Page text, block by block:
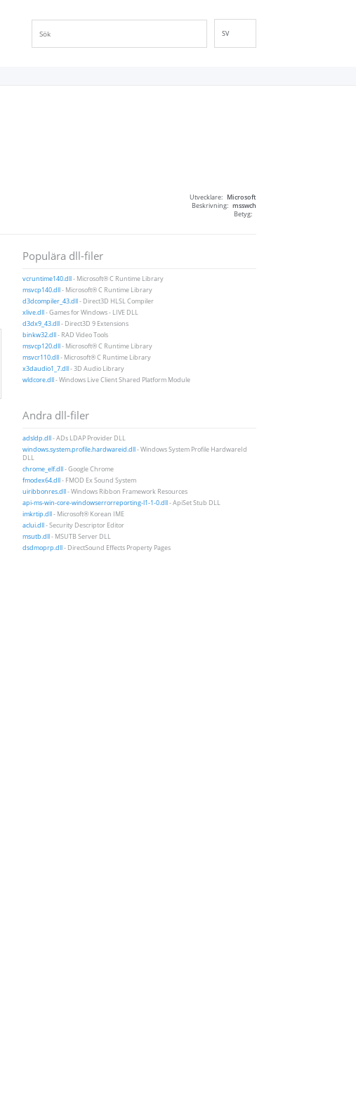
NL
SV
Utvecklare: Microsoft
Beskrivning: msswch
Betyg:
Populära dll-filer
vcruntime140.dll- Microsoft® C Runtime Library
msvcp140.dll- Microsoft® C Runtime Library
d3dcompiler_43.dll- Direct3D HLSL Compiler
xlive.dll- Games for Windows - LIVE DLL
d3dx9_43.dll- Direct3D 9 Extensions
binkw32.dll- RAD Video Tools
msvcp120.dll- Microsoft® C Runtime Library
msvcr110.dll- Microsoft® C Runtime Library
x3daudio1_7.dll- 3D Audio Library
wldcore.dll- Windows Live Client Shared Platform Module
Andra dll-filer
adsldp.dll- ADs LDAP Provider DLL
windows.system.profile.hardwareid.dll- Windows System Profile HardwareId
DLL
chrome_elf.dll- Google Chrome
fmodex64.dll- FMOD Ex Sound System
uiribbonres.dll- Windows Ribbon Framework Resources
api-ms-win-core-windowserrorreporting-l1-1-0.dll- ApiSet Stub DLL
imkrtip.dll- Microsoft® Korean IME
aclui.dll- Security Descriptor Editor
msutb.dll- MSUTB Server DLL
dsdmoprp.dll- DirectSound Effects Property Pages